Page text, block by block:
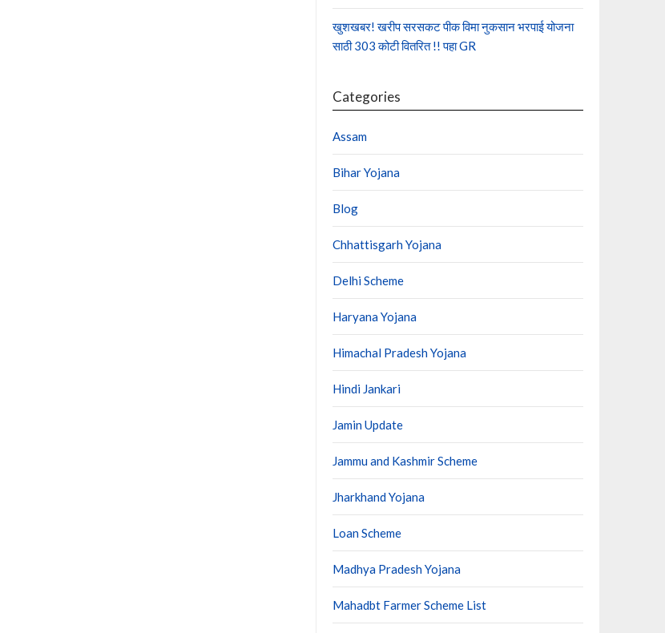
खुशखबर! खरीप सरसकट पीक विमा नुकसान भरपाई योजना
साठी 303 कोटी वितरित !! पहा GR
Categories
Assam
Bihar Yojana
Blog
Chhattisgarh Yojana
Delhi Scheme
Haryana Yojana
Himachal Pradesh Yojana
Hindi Jankari
Jamin Update
Jammu and Kashmir Scheme
Jharkhand Yojana
Loan Scheme
Madhya Pradesh Yojana
Mahadbt Farmer Scheme List